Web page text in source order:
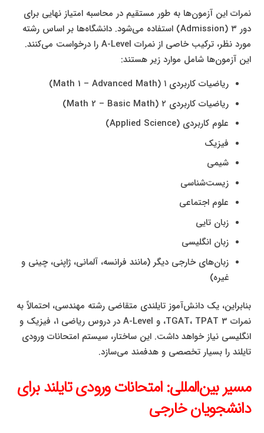
نمرات این آزمون‌ها به طور مستقیم در محاسبه امتیاز نهایی برای
دور ۳ (Admission) استفاده می‌شود. دانشگاه‌ها بر اساس رشته
مورد نظر، ترکیب خاصی از نمرات A-Level را درخواست می‌کنند.
این آزمون‌ها شامل موارد زیر هستند:
ریاضیات کاربردی ۱ (Math 1 – Advanced Math)
ریاضیات کاربردی ۲ (Math 2 – Basic Math)
علوم کاربردی (Applied Science)
فیزیک
شیمی
زیست‌شناسی
علوم اجتماعی
زبان تایی
زبان انگلیسی
زبان‌های خارجی دیگر (مانند فرانسه، آلمانی، ژاپنی، چینی و
غیره)
بنابراین، یک دانش‌آموز تایلندی متقاضی رشته مهندسی، احتمالاً به
نمرات TGAT، TPAT 3، و A-Level در دروس ریاضی ۱، فیزیک و
انگلیسی نیاز خواهد داشت. این ساختار، سیستم امتحانات ورودی
تایلند را بسیار تخصصی و هدفمند می‌سازد.
مسیر بین‌المللی: امتحانات ورودی تایلند برای
دانشجویان خارجی